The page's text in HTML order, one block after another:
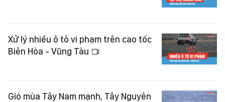
Xử lý nhiều ô tô vi phạm trên cao tốc
Biên Hòa - Vũng Tàu
Gió mùa Tây Nam mạnh, Tây Nguyên